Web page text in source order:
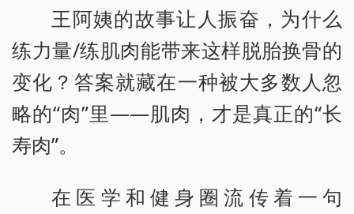
王阿姨的故事让人振奋，为什么
练力量/练肌肉能带来这样脱胎换骨的
变化？答案就藏在一种被大多数人忽
略的“肉”里——肌肉，才是真正的“长
寿肉”。
在医学和健身圈流传着一句